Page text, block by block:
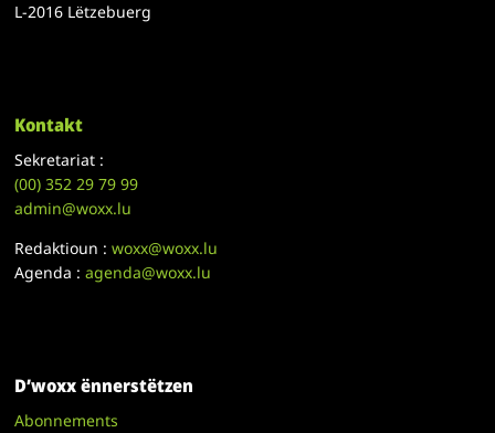
L-2016 Lëtzebuerg
Kontakt
Sekretariat :
(00)352 29 79 99
admin@woxx.lu
Redaktioun :woxx@woxx.lu
Agenda :agenda@woxx.lu
D’woxx ënnerstëtzen
Abonnements